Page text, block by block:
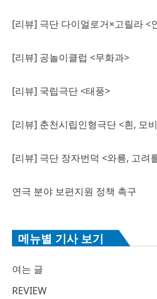
[리뷰] 극단 다이얼로거×고릴라 <
[리뷰] 공놀이클럽 <무화과>
[리뷰] 국립극단 <태풍>
[리뷰] 춘천시립인형극단 <흰, 모
[리뷰] 극단 장자번덕 <와룡, 고려
연극 분야 보편지원 정책 촉구
메뉴별 기사 보기
여는 글
REVIEW